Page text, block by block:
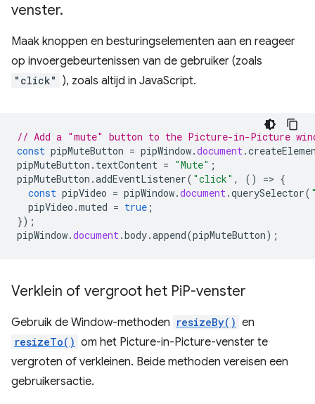
venster.
Maak knoppen en besturingselementen aan en reageer
op invoergebeurtenissen van de gebruiker (zoals
"click" ), zoals altijd in JavaScript.
// Add a "mute" button to the Picture-in-Picture
const pipMuteButton = pipWindow.document .
pipMuteButton . textContent = "Mute" ;
pipMuteButton .addEventListener( "click" , () => {
const pipVideo = pipWindow.document .querySelector(
pipVideo .muted = true ;
});
pipWindow.document .body.append(pipMuteButton);
Verklein of vergroot het PiP-venster
Gebruik de Window-methoden resizeBy() en
resizeTo() om het Picture-in-Picture-venster te
vergroten of verkleinen. Beide methoden vereisen een
gebruikersactie.